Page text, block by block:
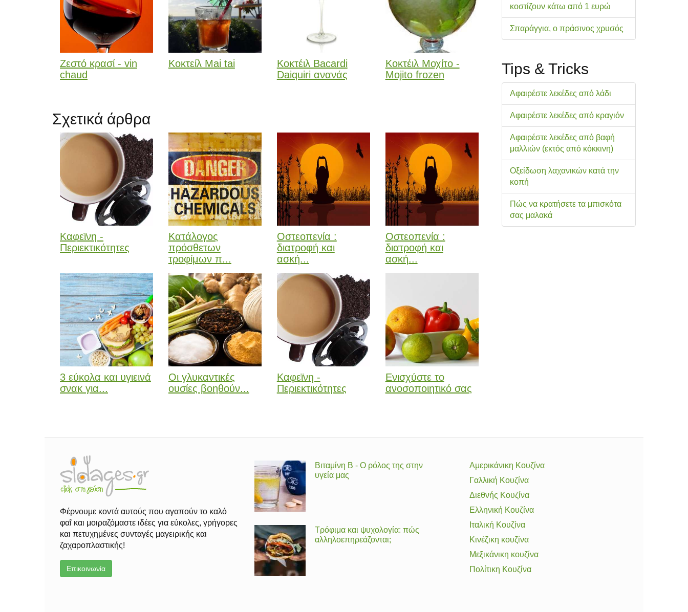
Ζεστό κρασί - vin
chaud
Κοκτείλ Mai tai
Κοκτέιλ Bacardi
Daiquiri ανανάς
Κοκτέιλ Μοχίτο -
Mojito frozen
Σχετικά άρθρα
Καφεϊνη -
Περιεκτικότητες
Κατάλογος
πρόσθετων
τροφίμων π...
Οστεοπενία :
διατροφή και
ασκή...
Οστεοπενία :
διατροφή και
ασκή...
3 εύκολα και υγιεινά
σνακ για...
Οι γλυκαντικές
ουσίες βοηθούν...
Καφεϊνη -
Περιεκτικότητες
Ενισχύστε το
ανοσοποιητικό σας
κοστίζουν κάτω από 1 ευρώ
Σπαράγγια, ο πράσινος χρυσός
Tips & Tricks
Αφαιρέστε λεκέδες από λάδι
Αφαιρέστε λεκέδες από κραγιόν
Αφαιρέστε λεκέδες από βαφή
μαλλιών (εκτός από κόκκινη)
Οξείδωση λαχανικών κατά την
κοπή
Πώς να κρατήσετε τα μπισκότα
σας μαλακά
Φέρνουμε κοντά αυτούς που αγαπούν το καλό
φαΐ και μοιραζόμαστε ιδέες για εύκολες, γρήγορες
και πετυχημένες συνταγές μαγειρικής και
ζαχαροπλαστικής!
Επικοινωνία
Βιταμίνη Β - Ο ρόλος της στην
υγεία μας
Τρόφιμα και ψυχολογία: πώς
αλληλοεπηρεάζονται;
Αμερικάνικη Κουζίνα
Γαλλική Κουζίνα
Διεθνής Κουζίνα
Ελληνική Κουζίνα
Ιταλική Κουζίνα
Κινέζικη κουζίνα
Μεξικάνικη κουζίνα
Πολίτικη Κουζίνα